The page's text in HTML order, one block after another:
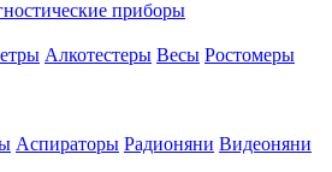
приборы
Алкотестеры Весы Ростомеры
Аспираторы Радионяни Видеоняни